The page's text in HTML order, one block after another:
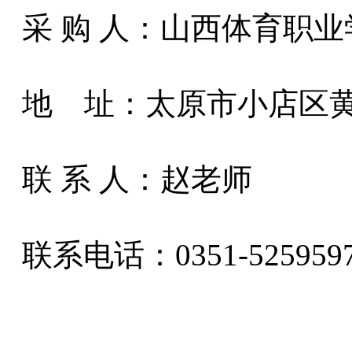
采 购 人：山西体育职
地址：太原市小店区
联 系 人：赵老师
联系电话：0351-